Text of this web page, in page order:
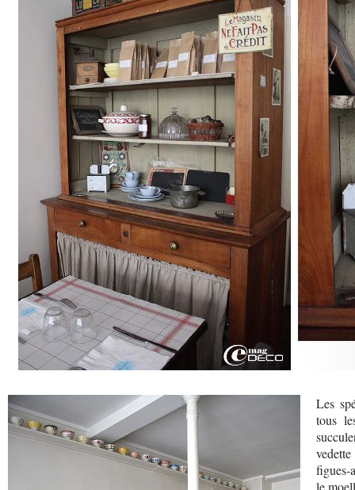
Les
tous
figues-
le